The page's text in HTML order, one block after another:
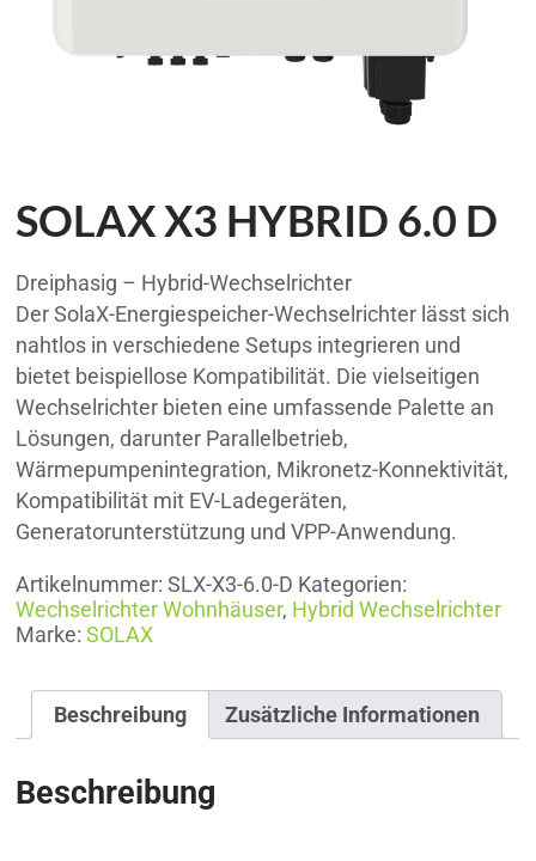
SOLAX X3 HYBRID 6.0 D
Dreiphasig – Hybrid-Wechselrichter
Der SolaX-Energiespeicher-Wechselrichter lässt sich
nahtlos in verschiedene Setups integrieren und
bietet beispiellose Kompatibilität. Die vielseitigen
Wechselrichter bieten eine umfassende Palette an
Lösungen, darunter Parallelbetrieb,
Wärmepumpenintegration, Mikronetz-Konnektivität,
Kompatibilität mit EV-Ladegeräten,
Generatorunterstützung und VPP-Anwendung.
Artikelnummer:SLX-X3-6.0-D Kategorien:
Wechselrichter Wohnhäuser, Hybrid Wechselrichter
Marke:SOLAX
Beschreibung Zusätzliche Informationen
Beschreibung